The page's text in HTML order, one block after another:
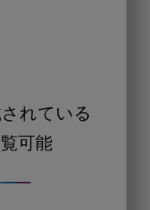
れている
可能